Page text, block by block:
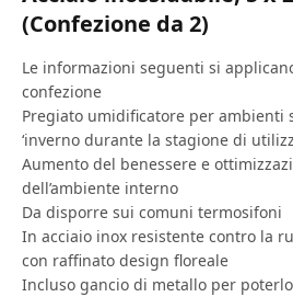
(Confezione da 2)
Le informazioni seguenti si
confezione
Pregiato umidificatore per ambienti
‘inverno durante la stagione di
Aumento del benessere e
dell’ambiente interno
Da disporre sui comuni termosifoni
In acciaio inox resistente contro la
con raffinato design floreale
Incluso gancio di metallo per